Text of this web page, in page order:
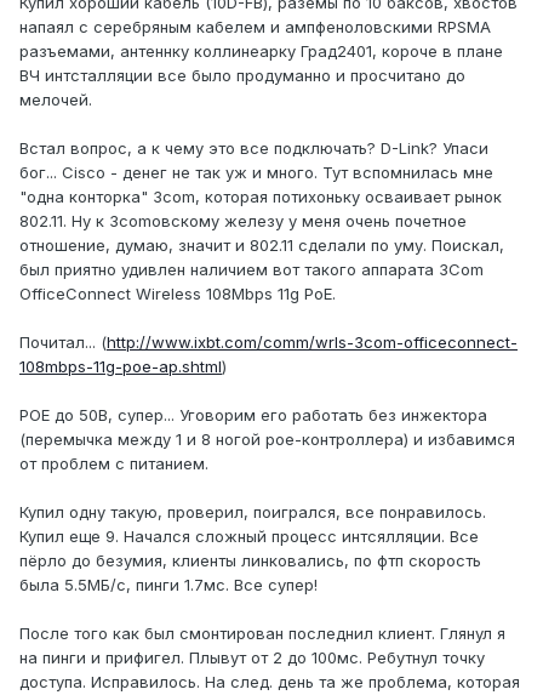
напаял с серебряным кабелем и ампфеноловскими RPSMA
разъемами, антеннку коллинеарку Град2401, короче в плане
ВЧ интсталляции все было продуманно и просчитано до
мелочей.
Встал вопрос, а к чему это все подключать? D-Link? Упаси
бог... Cisco - денег не так уж и много. Тут вспомнилась мне
"одна конторка" 3com, которая потихоньку осваивает рынок
802.11. Ну к 3comовскому железу у меня очень почетное
отношение, думаю, значит и 802.11 сделали по уму. Поискал,
был приятно удивлен наличием вот такого аппарата 3Com
OfficeConnect Wireless 108Mbps 11g PoE.
Почитал... (http://www.ixbt.com/comm/wrls-3com-officeconnect-
108mbps-11g-poe-ap.shtml)
POE до 50В, супер... Уговорим его работать без инжектора
(перемычка между 1 и 8 ногой poe-контроллера) и избавимся
от проблем с питанием.
Купил одну такую, проверил, поигрался, все понравилось.
Купил еще 9. Начался сложный процесс интсялляции. Все
пёрло до безумия, клиенты линковались, по фтп скорость
была 5.5МБ/с, пинги 1.7мс. Все супер!
После того как был смонтирован последнил клиент. Глянул я
на пинги и прифигел. Плывут от 2 до 100мс. Ребутнул точку
доступа. Исправилось. На след. день та же проблема, которая